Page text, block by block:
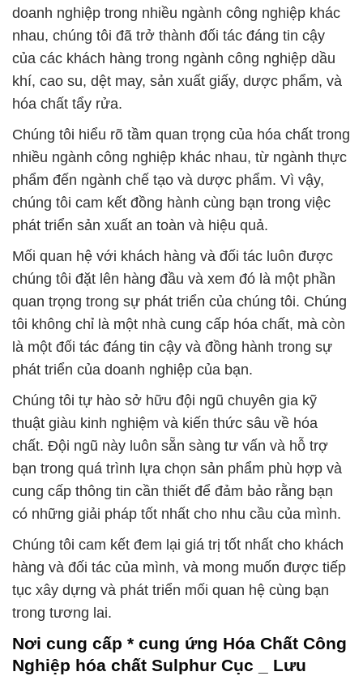
doanh nghiệp trong nhiều ngành công nghiệp khác
nhau, chúng tôi đã trở thành đối tác đáng tin cậy
của các khách hàng trong ngành công nghiệp dầu
khí, cao su, dệt may, sản xuất giấy, dược phẩm, và
hóa chất tẩy rửa.
Chúng tôi hiểu rõ tầm quan trọng của hóa chất trong
nhiều ngành công nghiệp khác nhau, từ ngành thực
phẩm đến ngành chế tạo và dược phẩm. Vì vậy,
chúng tôi cam kết đồng hành cùng bạn trong việc
phát triển sản xuất an toàn và hiệu quả.
Mối quan hệ với khách hàng và đối tác luôn được
chúng tôi đặt lên hàng đầu và xem đó là một phần
quan trọng trong sự phát triển của chúng tôi. Chúng
tôi không chỉ là một nhà cung cấp hóa chất, mà còn
là một đối tác đáng tin cậy và đồng hành trong sự
phát triển của doanh nghiệp của bạn.
Chúng tôi tự hào sở hữu đội ngũ chuyên gia kỹ
thuật giàu kinh nghiệm và kiến thức sâu về hóa
chất. Đội ngũ này luôn sẵn sàng tư vấn và hỗ trợ
bạn trong quá trình lựa chọn sản phẩm phù hợp và
cung cấp thông tin cần thiết để đảm bảo rằng bạn
có những giải pháp tốt nhất cho nhu cầu của mình.
Chúng tôi cam kết đem lại giá trị tốt nhất cho khách
hàng và đối tác của mình, và mong muốn được tiếp
tục xây dựng và phát triển mối quan hệ cùng bạn
trong tương lai.
Nơi cung cấp * cung ứng Hóa Chất Công
Nghiệp hóa chất Sulphur Cục _ Lưu